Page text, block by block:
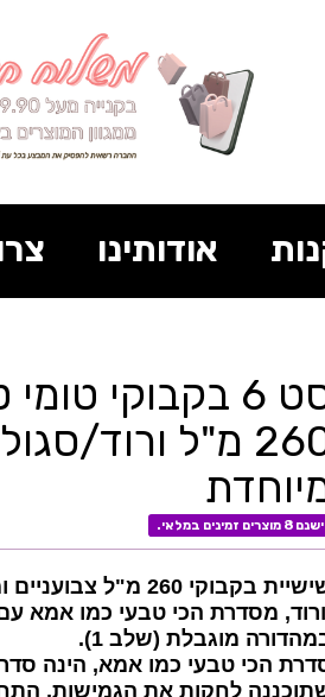
אודותינו
סט 6 בקבוקי
260 מ"ל ורוד/
ישנם 8 מוצרים זמינים במלאי.
שישיית בקבוקי 260
מסדרת הכי טבעי כמו אמא
מוגבלת (שלב 1).
הכי טבעי כמו אמא, הינה
לחקות את הגמישות,